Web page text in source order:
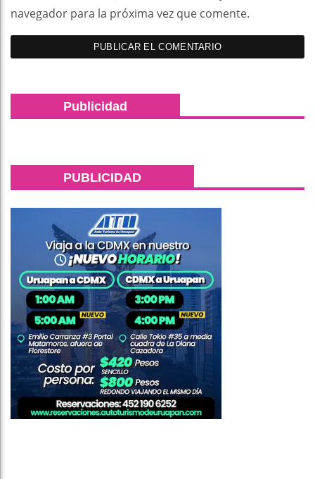
navegador para la próxima vez que comente.
Publicidad
PUBLICIDAD